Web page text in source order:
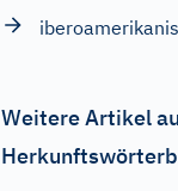
Weitere Artikel